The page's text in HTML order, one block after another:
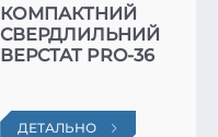
КОМПАКТНИЙ
СВЕРДЛИЛЬНИЙ
ВЕРСТАТ PRO-36
ДЕТАЛЬНО